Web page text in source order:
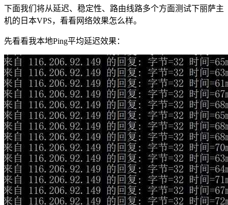
下面我们将从延迟、稳定性、路由线路多个方面测试下丽萨主
机的日本VPS，看看网络效果怎么样。
先看看我本地Ping平均延迟效果：